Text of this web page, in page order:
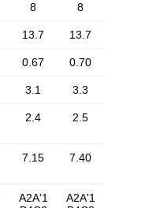
8 8
13.7 13.7
0.67 0.70
3.1 3.3
2.4 2.5
7.15 7.40
A2A'1
A2A'1